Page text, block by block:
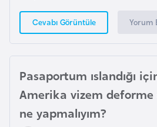
Cevabı Görüntüle Yorum
Pasaportum ıslandığı
Amerika vizem deforme
ne yapmalıyım?
ü
n
e
y
S
u
a